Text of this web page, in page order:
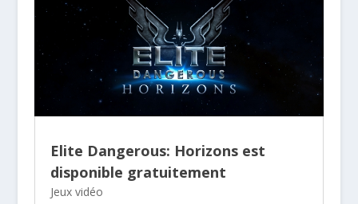
Elite Dangerous: Horizons est
disponible gratuitement
Jeux vidéo